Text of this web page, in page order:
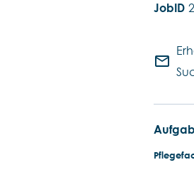
mail_outline